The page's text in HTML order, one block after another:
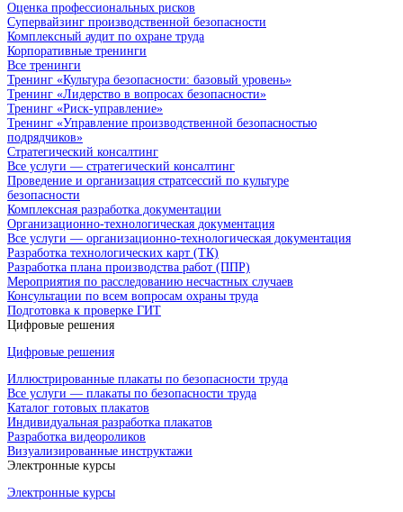
Оценка профессиональных рисков
Супервайзинг производственной безопасности
Комплексный аудит по охране труда
Корпоративные тренинги
Все тренинги
Тренинг «Культура безопасности: базовый уровень»
Тренинг «Лидерство в вопросах безопасности»
Тренинг «Риск-управление»
Тренинг «Управление производственной безопасностью
подрядчиков»
Стратегический консалтинг
Все услуги — стратегический консалтинг
Проведение и организация стратсессий по культуре
безопасности
Комплексная разработка документации
Организационно-технологическая документация
Все услуги — организационно-технологическая документация
Разработка технологических карт (ТК)
Разработка плана производства работ (ППР)
Мероприятия по расследованию несчастных случаев
Консультации по всем вопросам охраны труда
Подготовка к проверке ГИТ
Цифровые решения
Цифровые решения
Иллюстрированные плакаты по безопасности труда
Все услуги — плакаты по безопасности труда
Каталог готовых плакатов
Индивидуальная разработка плакатов
Разработка видеороликов
Визуализированные инструктажи
Электронные курсы
Электронные курсы